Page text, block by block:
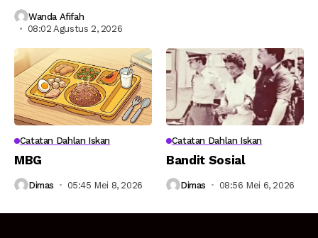
Wanda Afifah
08:02 Agustus 2, 2026
Catatan Dahlan Iskan
MBG
Dimas 05:45 Mei 8, 2026
Catatan Dahlan Iskan
Bandit Sosial
Dimas 08:56 Mei 6, 2026